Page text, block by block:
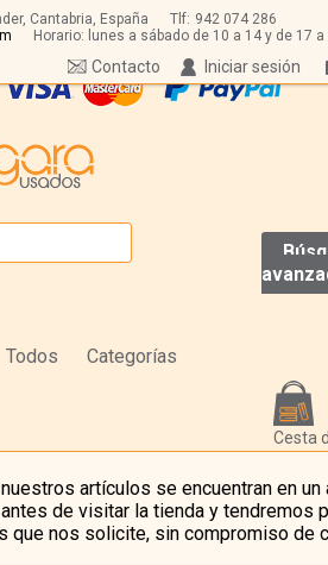
Cantabria, España Tlf: 942 074 286
Horario: lunes a sábado de 10 a 14 y de 17 a
Iniciar sesión
Contacto
Todos Categorías
Cesta
artículos se encuentran en un
de visitar la tienda y tendremos
que nos solicite, sin compromiso de